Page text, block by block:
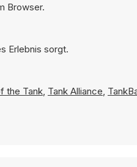
Browser.
Erlebnis sorgt.
the Tank, Tank Alliance,